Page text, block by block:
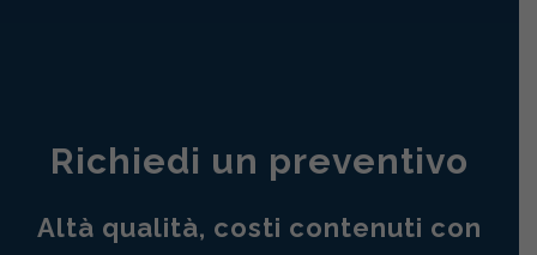
Richiedi un preventivo
Altà qualità, costi contenuti con